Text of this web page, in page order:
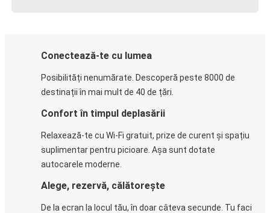
Conectează-te cu lumea
Posibilități nenumărate. Descoperă peste 8000 de
destinații în mai mult de 40 de țări.
Confort în timpul deplasării
Relaxează-te cu Wi-Fi gratuit, prize de curent și spațiu
suplimentar pentru picioare. Așa sunt dotate
autocarele moderne.
Alege, rezervă, călătorește
De la ecran la locul tău, în doar câteva secunde. Tu faci